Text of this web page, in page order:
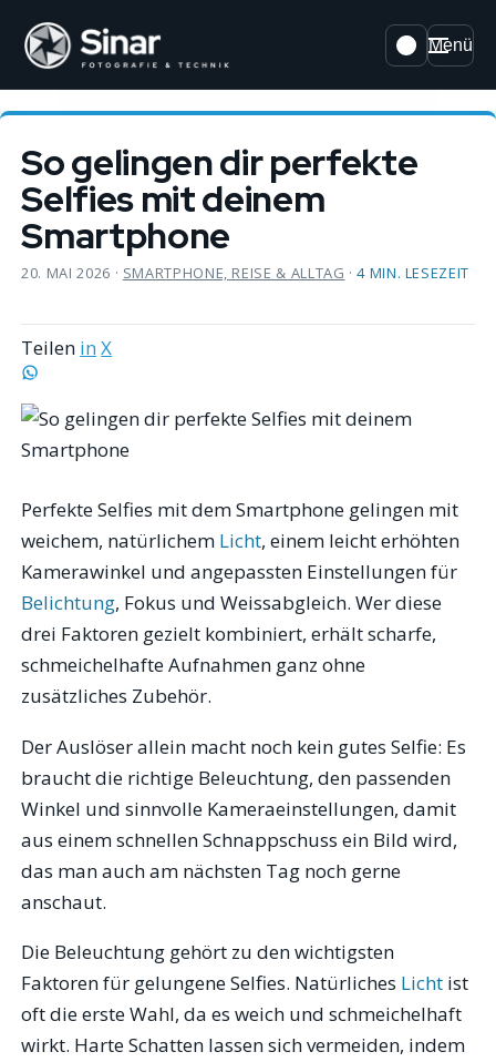
Menü
So gelingen dir perfekte
Selfies mit deinem
Smartphone
20. MAI 2026 · SMARTPHONE, REISE & ALLTAG ·4 MIN. LESEZEIT
Teilen inX
Perfekte Selfies mit dem Smartphone gelingen mit
weichem, natürlichem Licht, einem leicht erhöhten
Kamerawinkel und angepassten Einstellungen für
Belichtung, Fokus und Weissabgleich. Wer diese
drei Faktoren gezielt kombiniert, erhält scharfe,
schmeichelhafte Aufnahmen ganz ohne
zusätzliches Zubehör.
Der Auslöser allein macht noch kein gutes Selfie: Es
braucht die richtige Beleuchtung, den passenden
Winkel und sinnvolle Kameraeinstellungen, damit
aus einem schnellen Schnappschuss ein Bild wird,
das man auch am nächsten Tag noch gerne
anschaut.
Die Beleuchtung gehört zu den wichtigsten
Faktoren für gelungene Selfies. Natürliches Licht ist
oft die erste Wahl, da es weich und schmeichelhaft
wirkt. Harte Schatten lassen sich vermeiden, indem